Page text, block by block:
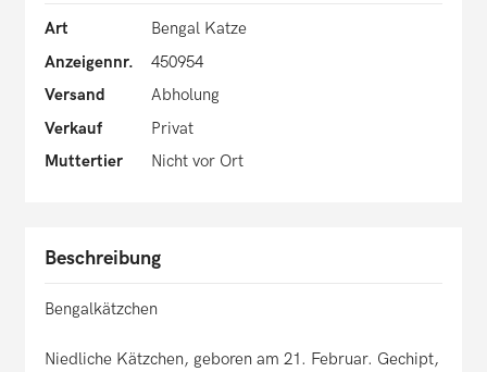
Art
Bengal Katze
Anzeigennr.
450954
Versand
Abholung
Verkauf
Privat
Muttertier
Nicht vor Ort
Beschreibung
Bengalkätzchen
Niedliche Kätzchen, geboren am 21. Februar. Gechipt,